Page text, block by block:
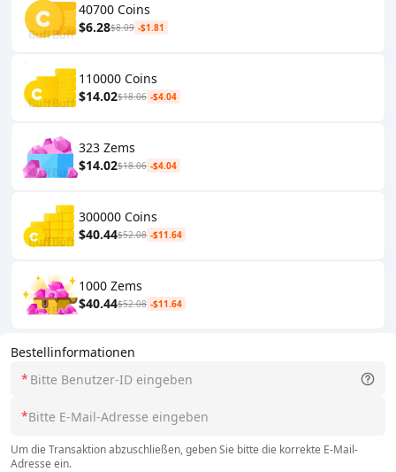
Bestellinformationen
*
*
Um die Transaktion abzuschließen, geben Sie bitte die korrekte E-Mail-
Adresse ein.
40700 Coins
$6.28$8.09 -$1.81
110000 Coins
$14.02$18.06 -$4.04
323 Zems
$14.02$18.06 -$4.04
300000 Coins
$40.44$52.08 -$11.64
1000 Zems
$40.44$52.08 -$11.64